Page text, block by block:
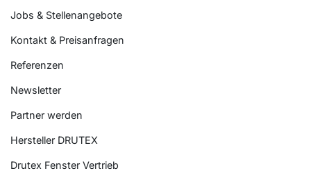
Jobs & Stellenangebote
Kontakt & Preisanfragen
Referenzen
Newsletter
Partner werden
Hersteller DRUTEX
Drutex Fenster Vertrieb